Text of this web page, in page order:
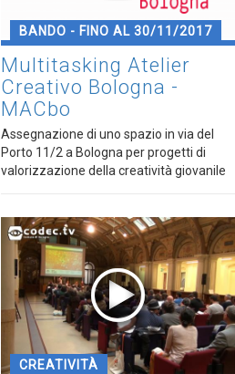
BANDO - FINO AL 30/11/2017
Multitasking Atelier
Creativo Bologna -
MACbo
Assegnazione di uno spazio in via del
Porto 11/2 a Bologna per progetti di
valorizzazione della creatività giovanile
CREATIVITÀ